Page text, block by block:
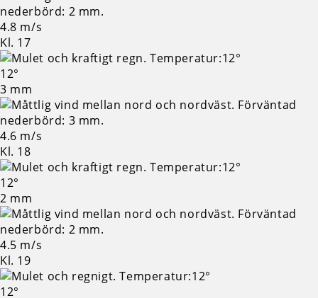
4.8 m/s
Kl. 17
12°
3 mm
4.6 m/s
Kl. 18
12°
2 mm
4.5 m/s
Kl. 19
12°